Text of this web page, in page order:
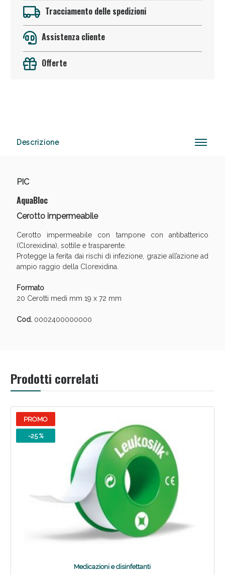
Tracciamento delle spedizioni
Assistenza cliente
Offerte
Descrizione
PIC
AquaBloc
Cerotto impermeabile
Cerotto impermeabile con tampone con antibatterico
(Clorexidina), sottile e trasparente.
Protegge la ferita dai rischi di infezione, grazie all’azione ad
ampio raggio della Clorexidina.
Formato
20 Cerotti medi mm 19 x 72 mm
Cod.0002400000000
Prodotti correlati
PROMO
-25 %
Medicazioni e disinfettanti
oggi!
Vie Urinarie e Prostata: Sconti fino al 45% oggi!